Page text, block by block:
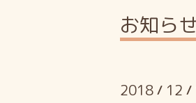
お知ら
2018 / 12 /